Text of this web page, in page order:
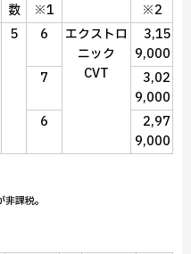
数
※1
※2
5 6
エクストロ
ニック
CVT
3,15
9,000
7
3,02
9,000
6
2,97
9,000
課税。